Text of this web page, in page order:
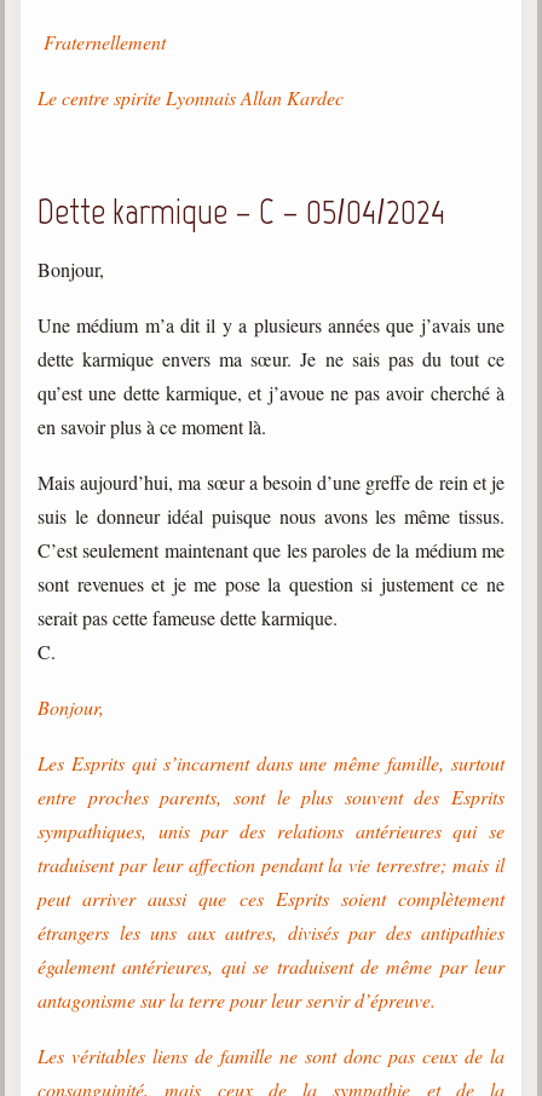
Fraternellement
Le centre spirite Lyonnais Allan Kardec
Dette karmique – C – 05/04/2024
Bonjour,
Une médium m’a dit il y a plusieurs années que j’avais une
dette karmique envers ma sœur. Je ne sais pas du tout ce
qu’est une dette karmique, et j’avoue ne pas avoir cherché à
en savoir plus à ce moment là.
Mais aujourd’hui, ma sœur a besoin d’une greffe de rein et je
suis le donneur idéal puisque nous avons les même tissus.
C’est seulement maintenant que les paroles de la médium me
sont revenues et je me pose la question si justement ce ne
serait pas cette fameuse dette karmique.
C.
Bonjour,
Les Esprits qui s’incarnent dans une même famille, surtout
entre proches parents, sont le plus souvent des Esprits
sympathiques, unis par des relations antérieures qui se
traduisent par leur affection pendant la vie terrestre; mais il
peut arriver aussi que ces Esprits soient complètement
étrangers les uns aux autres, divisés par des antipathies
également antérieures, qui se traduisent de même par leur
antagonisme sur la terre pour leur servir d’épreuve.
Les véritables liens de famille ne sont donc pas ceux de la
consanguinité, mais ceux de la sympathie et de la